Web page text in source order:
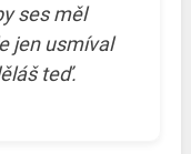
ses měl
jen usmíval
teď.